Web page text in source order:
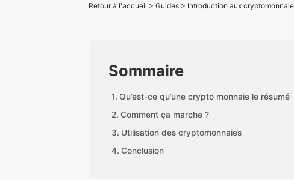
Retour à l'accueil > Guides > Introduction aux
Sommaire
Qu’est-ce qu’une crypto monnaie le résumé
Comment ça marche ?
Utilisation des cryptomonnaies
Conclusion